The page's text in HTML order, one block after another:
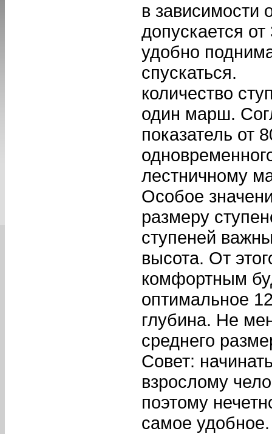
в зависимости
допускается
удобно
спускаться.
количество
один марш.
показатель от
лестничному
Особое
размеру
ступеней
высота. От
комфортным
оптимальное
глубина. Не
среднего
Совет:
взрослому
поэтому
самое удобное.